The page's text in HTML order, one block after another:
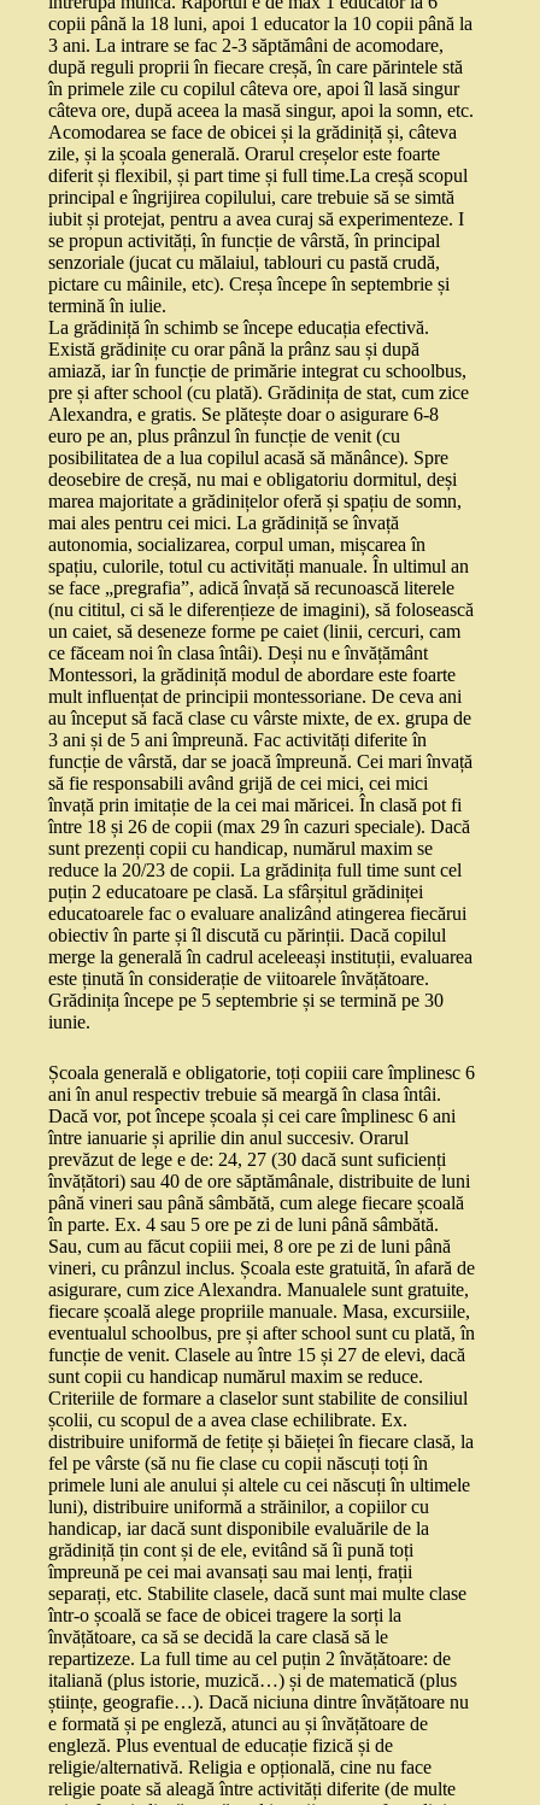
copii până la 18 luni, apoi 1 educator la 10 copii până la
3 ani. La intrare se fac 2-3 săptămâni de acomodare,
după reguli proprii în fiecare creșă, în care părintele stă
în primele zile cu copilul câteva ore, apoi îl lasă singur
câteva ore, după aceea la masă singur, apoi la somn, etc.
Acomodarea se face de obicei și la grădiniță și, câteva
zile, și la școala generală. Orarul creșelor este foarte
diferit și flexibil, și part time și full time.La creșă scopul
principal e îngrijirea copilului, care trebuie să se simtă
iubit și protejat, pentru a avea curaj să experimenteze. I
se propun activități, în funcție de vârstă, în principal
senzoriale (jucat cu mălaiul, tablouri cu pastă crudă,
pictare cu mâinile, etc). Creșa începe în septembrie și
termină în iulie.
La grădiniță în schimb se începe educația efectivă.
Există grădinițe cu orar până la prânz sau și după
amiază, iar în funcție de primărie integrat cu schoolbus,
pre și after school (cu plată). Grădinița de stat, cum zice
Alexandra, e gratis. Se plătește doar o asigurare 6-8
euro pe an, plus prânzul în funcție de venit (cu
posibilitatea de a lua copilul acasă să mănânce). Spre
deosebire de creșă, nu mai e obligatoriu dormitul, deși
marea majoritate a grădinițelor oferă și spațiu de somn,
mai ales pentru cei mici. La grădiniță se învață
autonomia, socializarea, corpul uman, mișcarea în
spațiu, culorile, totul cu activități manuale. În ultimul an
se face „pregrafia”, adică învață să recunoască literele
(nu cititul, ci să le diferențieze de imagini), să folosească
un caiet, să deseneze forme pe caiet (linii, cercuri, cam
ce făceam noi în clasa întâi). Deși nu e învățământ
Montessori, la grădiniță modul de abordare este foarte
mult influențat de principii montessoriane. De ceva ani
au început să facă clase cu vârste mixte, de ex. grupa de
3 ani și de 5 ani împreună. Fac activități diferite în
funcție de vârstă, dar se joacă împreună. Cei mari învață
să fie responsabili având grijă de cei mici, cei mici
învață prin imitație de la cei mai măricei. În clasă pot fi
între 18 și 26 de copii (max 29 în cazuri speciale). Dacă
sunt prezenți copii cu handicap, numărul maxim se
reduce la 20/23 de copii. La grădinița full time sunt cel
puțin 2 educatoare pe clasă. La sfârșitul grădiniței
educatoarele fac o evaluare analizând atingerea fiecărui
obiectiv în parte și îl discută cu părinții. Dacă copilul
merge la generală în cadrul aceleeași instituții, evaluarea
este ținută în considerație de viitoarele învățătoare.
Grădinița începe pe 5 septembrie și se termină pe 30
iunie.
Școala generală e obligatorie, toți copiii care împlinesc 6
ani în anul respectiv trebuie să meargă în clasa întâi.
Dacă vor, pot începe școala și cei care împlinesc 6 ani
între ianuarie și aprilie din anul succesiv. Orarul
prevăzut de lege e de: 24, 27 (30 dacă sunt suficienți
învățători) sau 40 de ore săptămânale, distribuite de luni
până vineri sau până sâmbătă, cum alege fiecare școală
în parte. Ex. 4 sau 5 ore pe zi de luni până sâmbătă.
Sau, cum au făcut copiii mei, 8 ore pe zi de luni până
vineri, cu prânzul inclus. Școala este gratuită, în afară de
asigurare, cum zice Alexandra. Manualele sunt gratuite,
fiecare școală alege propriile manuale. Masa, excursiile,
eventualul schoolbus, pre și after school sunt cu plată, în
funcție de venit. Clasele au între 15 și 27 de elevi, dacă
sunt copii cu handicap numărul maxim se reduce.
Criteriile de formare a claselor sunt stabilite de consiliul
școlii, cu scopul de a avea clase echilibrate. Ex.
distribuire uniformă de fetițe și băieței în fiecare clasă, la
fel pe vârste (să nu fie clase cu copii născuți toți în
primele luni ale anului și altele cu cei născuți în ultimele
luni), distribuire uniformă a străinilor, a copiilor cu
handicap, iar dacă sunt disponibile evaluările de la
grădiniță țin cont și de ele, evitând să îi pună toți
împreună pe cei mai avansați sau mai lenți, frații
separați, etc. Stabilite clasele, dacă sunt mai multe clase
într-o școală se face de obicei tragere la sorți la
învățătoare, ca să se decidă la care clasă să le
repartizeze. La full time au cel puțin 2 învățătoare: de
italiană (plus istorie, muzică…) și de matematică (plus
științe, geografie…). Dacă niciuna dintre învățătoare nu
e formată și pe engleză, atunci au și învățătoare de
engleză. Plus eventual de educație fizică și de
religie/alternativă. Religia e opțională, cine nu face
religie poate să aleagă între activități diferite (de multe